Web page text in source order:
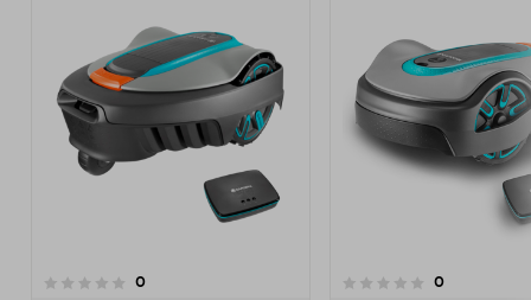
0anmeldelser
0.0 av 5 stjerner 0anmeldelser
0.0 av 5 stjerner